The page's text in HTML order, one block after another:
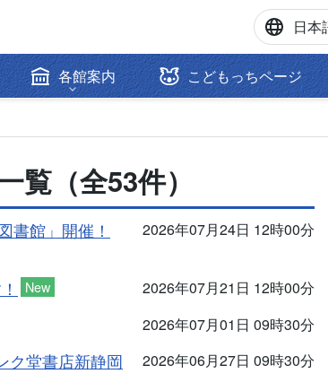
日本
各館案内 こどもっちページ
覧（全53件）
2026年07月24日 12時00分
書館」開催！
2026年07月21日 12時00分
New
2026年07月01日 09時30分
2026年06月27日 09時30分
ク堂書店新静岡